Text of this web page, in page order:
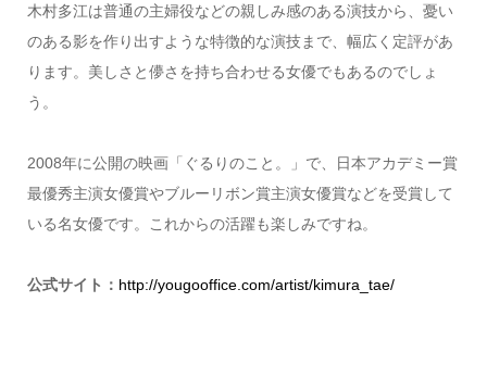
木村多江は普通の主婦役などの親しみ感のある演技から、憂い
のある影を作り出すような特徴的な演技まで、幅広く定評があ
ります。美しさと儚さを持ち合わせる女優でもあるのでしょ
う。
2008年に公開の映画「ぐるりのこと。」で、日本アカデミー賞
最優秀主演女優賞やブルーリボン賞主演女優賞などを受賞して
いる名女優です。これからの活躍も楽しみですね。
公式サイト： http://yougooffice.com/artist/kimura_tae/